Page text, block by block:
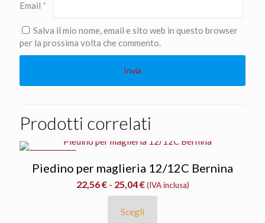
Email *
Salva il mio nome, email e sito web in questo browser
per la prossima volta che commento.
Prodotti correlati
Piedino per maglieria 12/12C Bernina
22,56€ - 25,04€Fascia
di
(IVA inclusa)
Scegli
Questo